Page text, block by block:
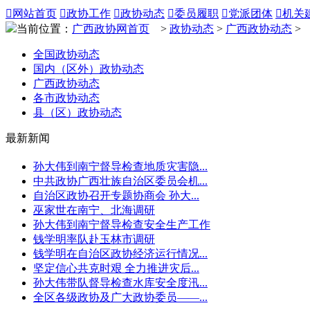
 网站首页 政协工作 政协动态 委员履职 党派团体 机关
当前位置： 广西政协网首页 > 政协动态 > 广西政协动态 >
全国政协动态
国内（区外）政协动态
广西政协动态
各市政协动态
县（区）政协动态
最新新闻
孙大伟到南宁督导检查地质灾害隐...
中共政协广西壮族自治区委员会机...
自治区政协召开专题协商会 孙大...
巫家世在南宁、北海调研
孙大伟到南宁督导检查安全生产工作
钱学明率队赴玉林市调研
钱学明在自治区政协经济运行情况...
坚定信心共克时艰 全力推进灾后...
孙大伟带队督导检查水库安全度汛...
全区各级政协及广大政协委员——...